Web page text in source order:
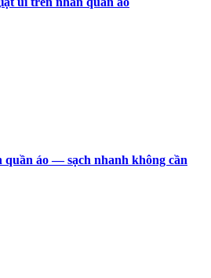
quần áo — sạch nhanh không cần